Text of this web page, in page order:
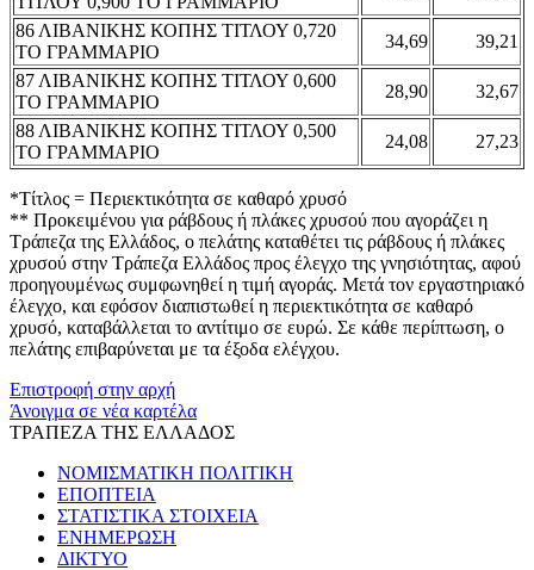
86 ΛΙΒΑΝΙΚΗΣ ΚΟΠΗΣ ΤΙΤΛΟΥ 0,720
ΤΟ ΓΡΑΜΜΑΡΙΟ
34,69
39,21
87 ΛΙΒΑΝΙΚΗΣ ΚΟΠΗΣ ΤΙΤΛΟΥ 0,600
ΤΟ ΓΡΑΜΜΑΡΙΟ
28,90
32,67
88 ΛΙΒΑΝΙΚΗΣ ΚΟΠΗΣ ΤΙΤΛΟΥ 0,500
ΤΟ ΓΡΑΜΜΑΡΙΟ
24,08 27,23
*Τίτλος = Περιεκτικότητα σε καθαρό χρυσό
** Προκειμένου για ράβδους ή πλάκες χρυσού που αγοράζει η
Τράπεζα της Ελλάδος, ο πελάτης καταθέτει τις ράβδους ή πλάκες
χρυσού στην Τράπεζα Ελλάδος προς έλεγχο της γνησιότητας, αφού
προηγουμένως συμφωνηθεί η τιμή αγοράς. Μετά τον εργαστηριακό
έλεγχο, και εφόσον διαπιστωθεί η περιεκτικότητα σε καθαρό
χρυσό, καταβάλλεται το αντίτιμο σε ευρώ. Σε κάθε περίπτωση, ο
πελάτης επιβαρύνεται με τα έξοδα ελέγχου.
Επιστροφή στην αρχή
Άνοιγμα σε νέα καρτέλα
ΤΡΑΠΕΖΑ ΤΗΣ ΕΛΛΑΔΟΣ
ΝΟΜΙΣΜΑΤΙΚΗ ΠΟΛΙΤΙΚΗ
ΕΠΟΠΤΕΙΑ
ΣΤΑΤΙΣΤΙΚΑ ΣΤΟΙΧΕΙΑ
ΕΝΗΜΕΡΩΣΗ
ΔΙΚΤΥΟ